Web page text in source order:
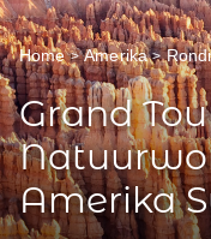
Home Amerika
Grand
Amerika